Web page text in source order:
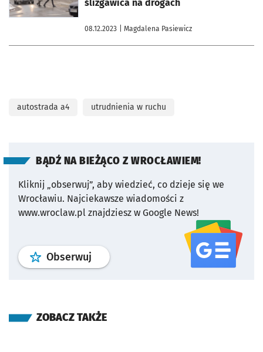
ślizgawica na drogach
08.12.2023 | Magdalena Pasiewicz
autostrada a4 utrudnienia w ruchu
BĄDŹ NA BIEŻĄCO Z WROCŁAWIEM!
Kliknij „obserwuj”, aby wiedzieć, co dzieje się we
Wrocławiu. Najciekawsze wiadomości z
www.wroclaw.pl znajdziesz w Google News!
Obserwuj profil serwisu
ZOBACZ TAKŻE